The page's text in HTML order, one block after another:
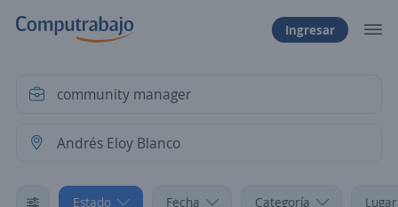
Ingresar
Estado Fecha Categoría